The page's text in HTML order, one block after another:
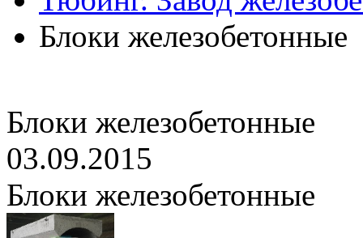
Блоки железобетонные
Блоки железобетонные
03.09.2015
Блоки железобетонные